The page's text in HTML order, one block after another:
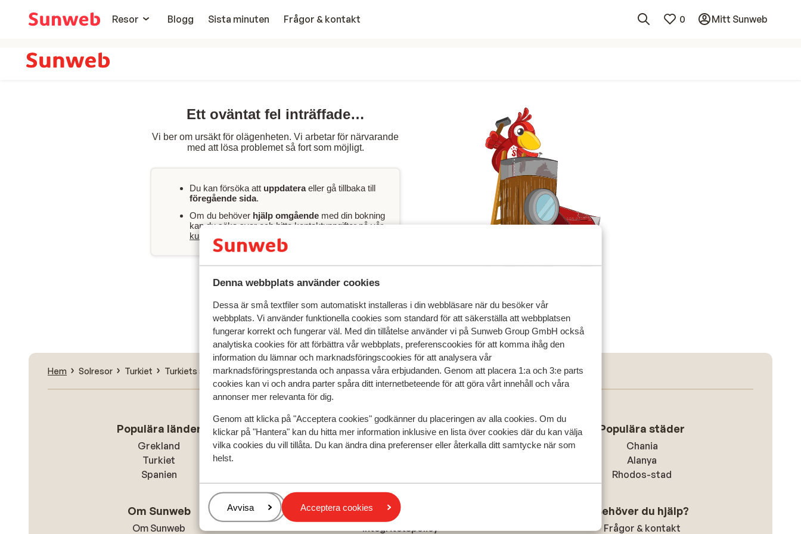
Denna webbplats använder cookies
Dessa är små textfiler som automatiskt installeras i din webbläsare när du besöker vår
webbplats. Vi använder funktionella cookies som standard för att säkerställa att webbplatsen
fungerar korrekt och fungerar väl. Med din tillåtelse använder vi på Sunweb Group GmbH också
analytiska cookies för att förbättra vår webbplats, preferenscookies för att komma ihåg den
information du lämnar och marknadsföringscookies för att analysera vår
marknadsföringsprestanda och anpassa våra erbjudanden. Genom att placera 1:a och 3:e parts
cookies kan vi och andra parter spåra ditt internetbeteende för att göra vårt innehåll och våra
annonser mer relevanta för dig.
Genom att klicka på "Acceptera cookies" godkänner du placeringen av alla cookies. Om du
klickar på "Hantera" kan du hitta mer information inklusive en lista över cookies där du kan välja
vilka cookies du vill tillåta. Du kan ändra dina preferenser eller återkalla ditt samtycke när som
helst.
Hantera
Avvisa Acceptera cookies
Resor
Blogg Sista minuten Frågor & kontakt 0 Mitt Sunweb
Ett oväntat fel inträffade…
Vi ber om ursäkt för olägenheten. Vi arbetar för närvarande
med att lösa problemet så fort som möjligt.
Du kan försöka att uppdateraeller gå tillbaka till
föregående sida.
Om du behöver hjälp omgående med din bokning
kan du söka svar och hitta kontaktuppgifter på vår
kundservicesida
Sök & boka
Hem Solresor Turkiet Turkiets sydkust Side Arcanus Hotels Sorgun
Populära länder
Grekland
Turkiet
Spanien
Populära regioner
Kreta
Populära städer
Chania
Alanya
Rhodos-stad
Om Sunweb
Om Sunweb
Integritetspolicy och cookies
Integritetspolicy
Behöver du hjälp?
Frågor & kontakt